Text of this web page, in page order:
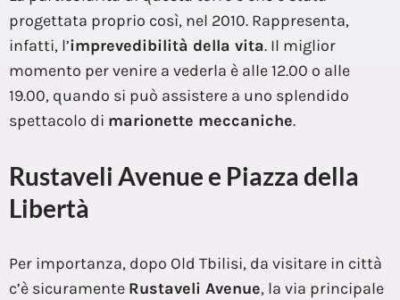
progettata proprio così, nel 2010. Rappresenta,
infatti, l’imprevedibilità della vita. Il miglior
momento per venire a vederla è alle 12.00 o alle
19.00, quando si può assistere a uno splendido
spettacolo di marionette meccaniche.
Rustaveli Avenue e Piazza della
Libertà
Per importanza, dopo Old Tbilisi, da visitare in città
c’è sicuramente Rustaveli Avenue, la via principale